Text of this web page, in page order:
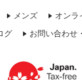
メンズ オンラ
グ お問い合わせ